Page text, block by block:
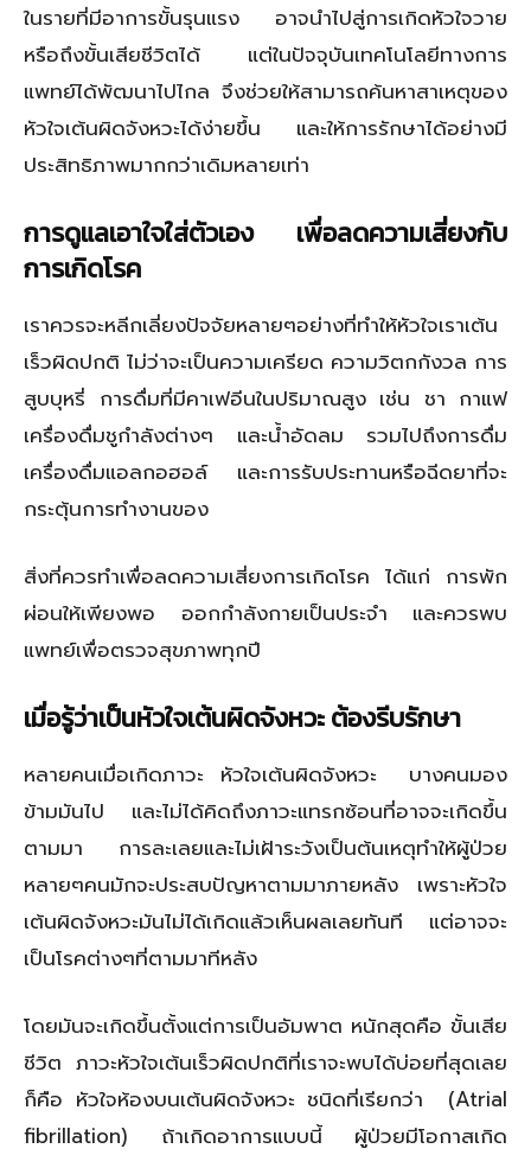
ในรายที่มีอาการขั้นรุนแรง อาจนำไปสู่การเกิดหัวใจวาย
หรือถึงขั้นเสียชีวิตได้ แต่ในปัจจุบันเทคโนโลยีทางการ
แพทย์ได้พัฒนาไปไกล จึงช่วยให้สามารถค้นหาสาเหตุของ
หัวใจเต้นผิดจังหวะได้ง่ายขึ้น และให้การรักษาได้อย่างมี
ประสิทธิภาพมากกว่าเดิมหลายเท่า
การดูแลเอาใจใส่ตัวเอง เพื่อลดความเสี่ยงกับ
การเกิดโรค
เราควรจะหลีกเลี่ยงปัจจัยหลายๆอย่างที่ทำให้หัวใจเราเต้น
เร็วผิดปกติ ไม่ว่าจะเป็นความเครียด ความวิตกกังวล การ
สูบบุหรี่ การดื่มที่มีคาเฟอีนในปริมาณสูง เช่น ชา กาแฟ
เครื่องดื่มชูกำลังต่างๆ และน้ำอัดลม รวมไปถึงการดื่ม
เครื่องดื่มแอลกอฮอล์ และการรับประทานหรือฉีดยาที่จะ
กระตุ้นการทำงานของ
สิ่งที่ควรทำเพื่อลดความเสี่ยงการเกิดโรค ได้แก่ การพัก
ผ่อนให้เพียงพอ ออกกำลังกายเป็นประจำ และควรพบ
แพทย์เพื่อตรวจสุขภาพทุกปี
เมื่อรู้ว่าเป็นหัวใจเต้นผิดจังหวะ ต้องรีบรักษา
หลายคนเมื่อเกิดภาวะ หัวใจเต้นผิดจังหวะ บางคนมอง
ข้ามมันไป และไม่ได้คิดถึงภาวะแทรกซ้อนที่อาจจะเกิดขึ้น
ตามมา การละเลยและไม่เฝ้าระวังเป็นต้นเหตุทำให้ผู้ป่วย
หลายๆคนมักจะประสบปัญหาตามมาภายหลัง เพราะหัวใจ
เต้นผิดจังหวะมันไม่ได้เกิดแล้วเห็นผลเลยทันที แต่อาจจะ
เป็นโรคต่างๆที่ตามมาทีหลัง
โดยมันจะเกิดขึ้นตั้งแต่การเป็นอัมพาต หนักสุดคือ ขั้นเสีย
ชีวิต ภาวะหัวใจเต้นเร็วผิดปกติที่เราจะพบได้บ่อยที่สุดเลย
ก็คือ หัวใจห้องบนเต้นผิดจังหวะ ชนิดที่เรียกว่า (Atrial
fibrillation) ถ้าเกิดอาการแบบนี้ ผู้ป่วยมีโอกาสเกิด